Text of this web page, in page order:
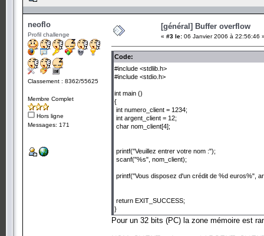
neoflo
Profil challenge
Classement : 8362/55625
Membre Complet
Hors ligne
Messages: 171
[général] Buffer overflow
« #3 le: 06 Janvier 2006 à 22:56:46
Code:
#include <stdlib.h>
#include <stdio.h>
int main ()
{
int numero_client = 1234;
int argent_client = 12;
char nom_client[4];
printf("Veuillez entrer votre nom :");
scanf("%s", nom_client);
printf("Vous disposez d'un crédit de %d euros%",
return EXIT_SUCCESS;
}
Pour un 32 bits (PC) la zone mémoire est